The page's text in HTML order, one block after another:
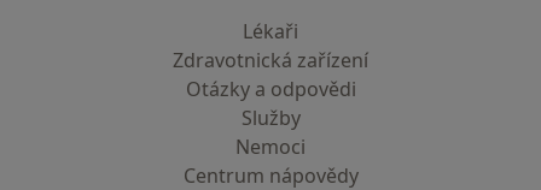
Lékaři
Zdravotnická zařízení
Otázky a odpovědi
Služby
Nemoci
Centrum nápovědy